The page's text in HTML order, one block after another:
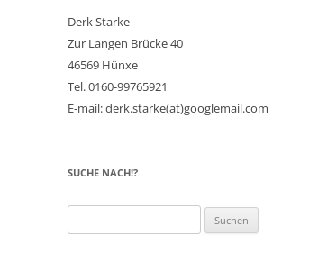
Derk Starke
Zur Langen Brücke 40
46569 Hünxe
Tel. 0160-99765921
E-mail: derk.starke(at)googlemail.com
SUCHE NACH!?
nach: